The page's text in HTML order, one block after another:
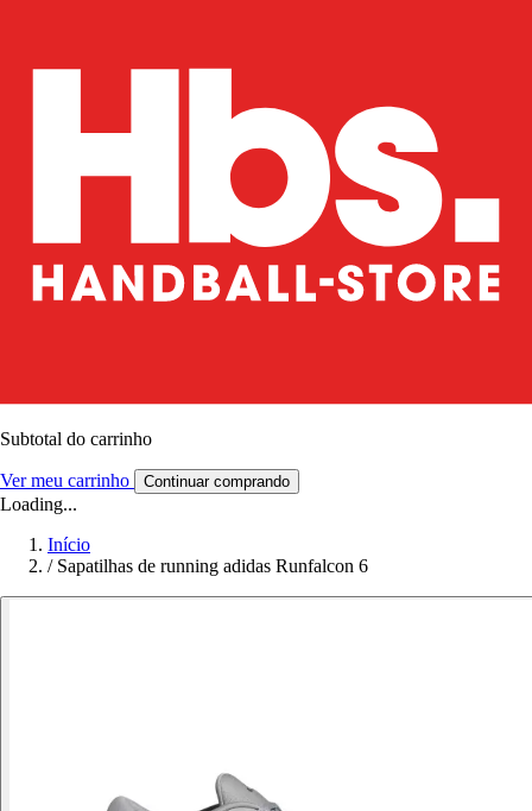
Subtotal do carrinho
Ver meu carrinho Continuar comprando
Loading...
Início
/ Sapatilhas de running adidas Runfalcon 6